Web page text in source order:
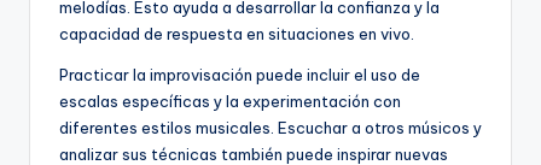
melodías. Esto ayuda a desarrollar la confianza y la
capacidad de respuesta en situaciones en vivo.
Practicar la improvisación puede incluir el uso de
escalas específicas y la experimentación con
diferentes estilos musicales. Escuchar a otros músicos y
analizar sus técnicas también puede inspirar nuevas